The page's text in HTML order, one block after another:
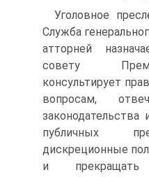
Уголовное
Служба
атторней
совету
консультирует
вопросам,
публичных
дискреционные
и